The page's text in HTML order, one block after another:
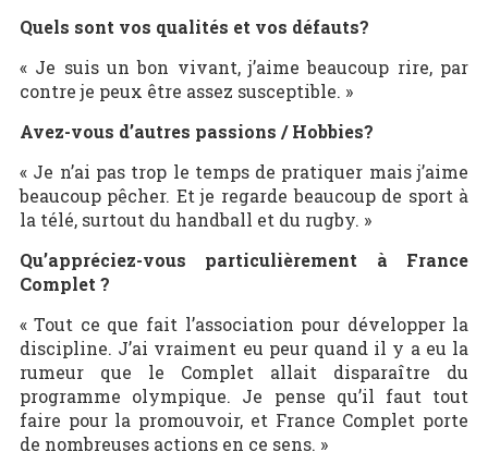
Quels sont vos qualités et vos défauts?
« Je suis un bon vivant, j’aime beaucoup rire, par
contre je peux être assez susceptible. »
Avez-vous d’autres passions / Hobbies?
« Je n’ai pas trop le temps de pratiquer mais j’aime
beaucoup pêcher. Et je regarde beaucoup de sport à
la télé, surtout du handball et du rugby. »
Qu’appréciez-vous particulièrement à France
Complet ?
« Tout ce que fait l’association pour développer la
discipline. J’ai vraiment eu peur quand il y a eu la
rumeur que le Complet allait disparaître du
programme olympique. Je pense qu’il faut tout
faire pour la promouvoir, et France Complet porte
de nombreuses actions en ce sens. »